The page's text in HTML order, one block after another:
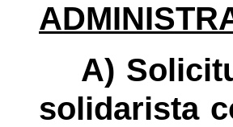
A)
solidarista